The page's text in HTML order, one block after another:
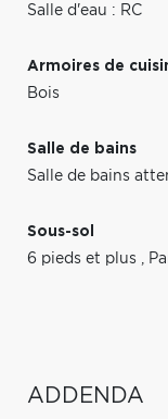
Salle d'eau : RC
Armoires de
Bois
Salle de bains
Salle de bains
Sous-sol
6 pieds et plus ,
ADDENDA